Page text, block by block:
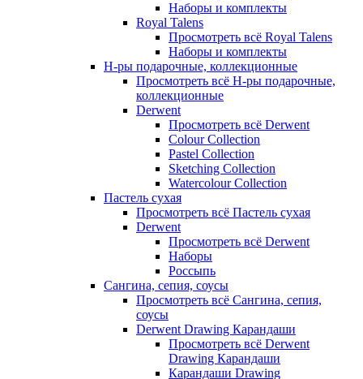
Наборы и комплекты
Royal Talens
Просмотреть всё Royal Talens
Наборы и комплекты
Н-ры подарочные, коллекционные
Просмотреть всё Н-ры подарочные,
коллекционные
Derwent
Просмотреть всё Derwent
Colour Collection
Pastel Collection
Sketching Collection
Watercolour Collection
Пастель сухая
Просмотреть всё Пастель сухая
Derwent
Просмотреть всё Derwent
Наборы
Россыпь
Сангина, сепия, соусы
Просмотреть всё Сангина, сепия,
соусы
Derwent Drawing Карандаши
Просмотреть всё Derwent
Drawing Карандаши
Карандаши Drawing